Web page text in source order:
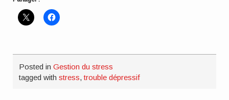
Posted inGestion du stress
tagged withstress,trouble dépressif